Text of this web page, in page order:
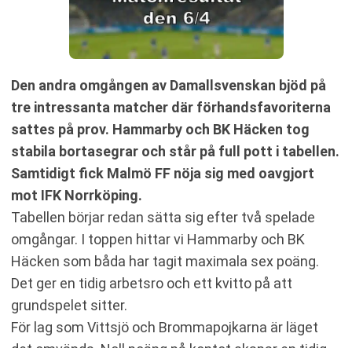
Den andra omgången av Damallsvenskan bjöd på
tre intressanta matcher där förhandsfavoriterna
sattes på prov. Hammarby och BK Häcken tog
stabila bortasegrar och står på full pott i tabellen.
Samtidigt fick Malmö FF nöja sig med oavgjort
mot IFK Norrköping.
Tabellen börjar redan sätta sig efter två spelade
omgångar. I toppen hittar vi Hammarby och BK
Häcken som båda har tagit maximala sex poäng.
Det ger en tidig arbetsro och ett kvitto på att
grundspelet sitter.
För lag som Vittsjö och Brommapojkarna är läget